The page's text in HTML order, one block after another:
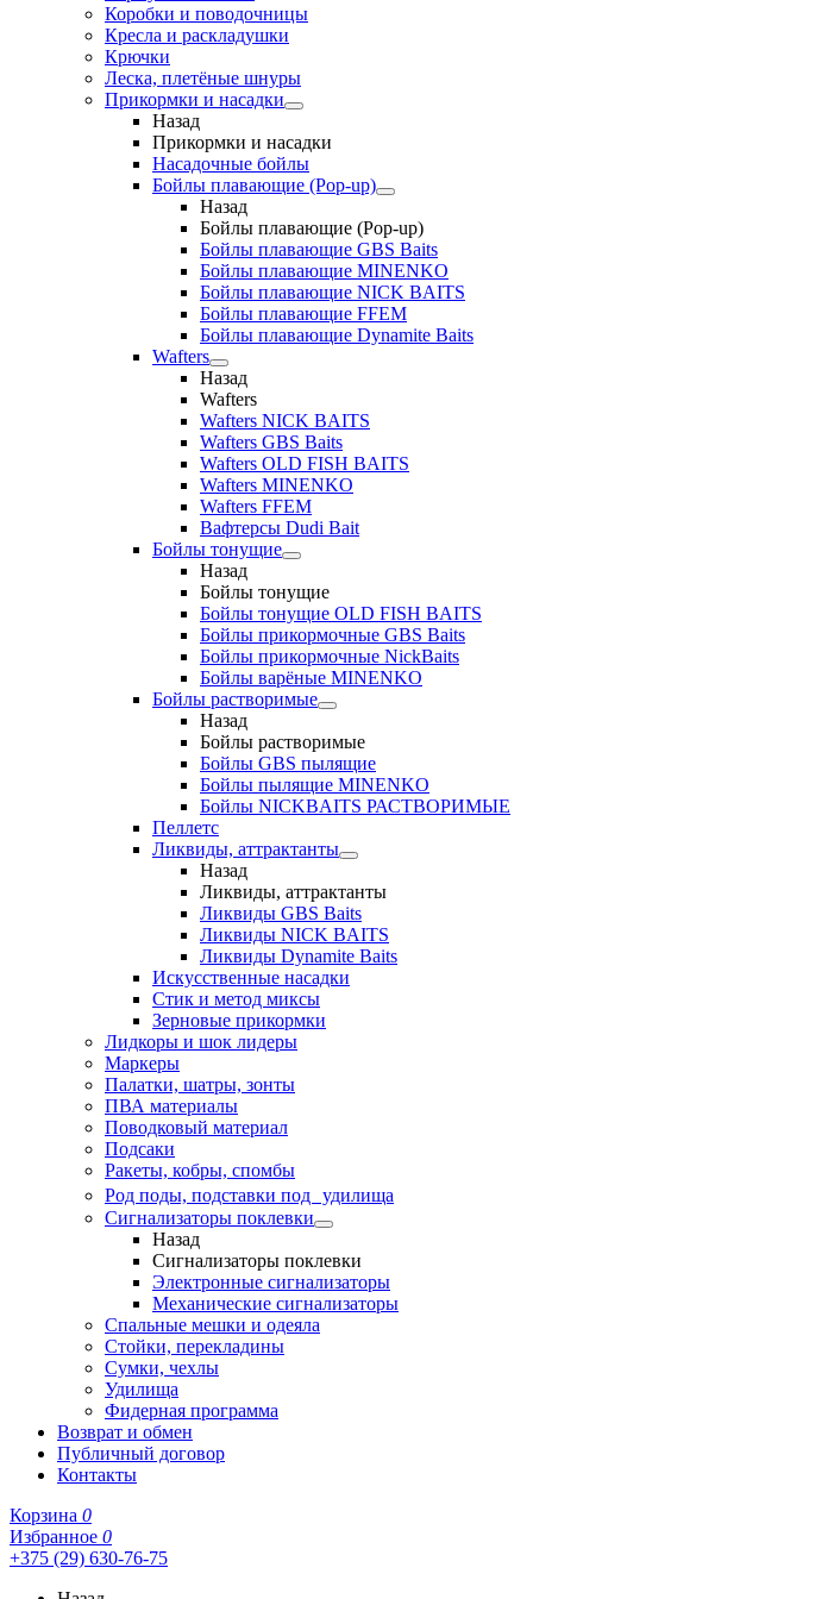
Коробки и поводочницы
Кресла и раскладушки
Крючки
Леска, плетёные шнуры
Прикормки и насадки
Назад
Прикормки и насадки
Насадочные бойлы
Бойлы плавающие (Pop-up)
Назад
Бойлы плавающие (Pop-up)
Бойлы плавающие GBS Baits
Бойлы плавающие MINENKO
Бойлы плавающие NICK BAITS
Бойлы плавающие FFEM
Бойлы плавающие Dynamite Baits
Wafters
Назад
Wafters
Wafters NICK BAITS
Wafters GBS Baits
Wafters OLD FISH BAITS
Wafters MINENKO
Wafters FFEM
Вафтерсы Dudi Bait
Бойлы тонущие
Назад
Бойлы тонущие
Бойлы тонущие OLD FISH BAITS
Бойлы прикормочные GBS Baits
Бойлы прикормочные NickBaits
Бойлы варёные MINENKO
Бойлы растворимые
Назад
Бойлы растворимые
Бойлы GBS пылящие
Бойлы пылящие MINENKO
Бойлы NICKBAITS РАСТВОРИМЫЕ
Пеллетс
Ликвиды, аттрактанты
Назад
Ликвиды, аттрактанты
Ликвиды GBS Baits
Ликвиды NICK BAITS
Ликвиды Dynamite Baits
Искусственные насадки
Стик и метод миксы
Зерновые прикормки
Лидкоры и шок лидеры
Маркеры
Палатки, шатры, зонты
ПВА материалы
Поводковый материал
Подсаки
Ракеты, кобры, спомбы
Род поды, подставки под удилища
Сигнализаторы поклевки
Назад
Сигнализаторы поклевки
Электронные сигнализаторы
Механические сигнализаторы
Спальные мешки и одеяла
Стойки, перекладины
Сумки, чехлы
Удилища
Фидерная программа
Возврат и обмен
Публичный договор
Контакты
Корзина 0
Избранное 0
+375 (29) 630-76-75